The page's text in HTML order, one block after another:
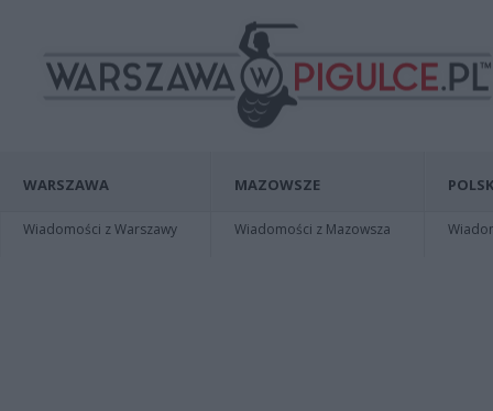
WARSZAWA
Wiadomości z Warszawy
MAZOWSZE
Wiadomości z Mazowsza